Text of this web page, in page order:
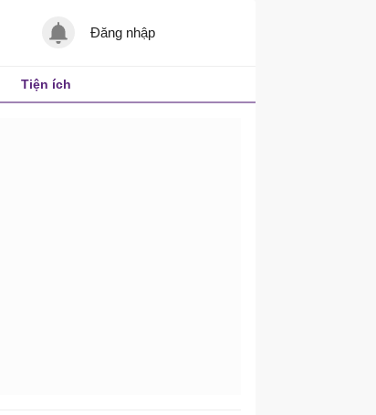
Đăng nhập
Tiện ích